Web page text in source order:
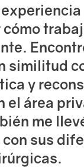
similitud
y
el área
me
sus